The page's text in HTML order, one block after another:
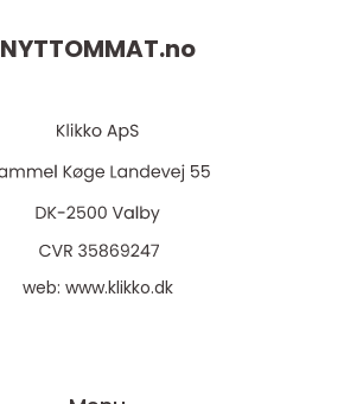
NYTTOMMAT.no
web: www.klikko.dk